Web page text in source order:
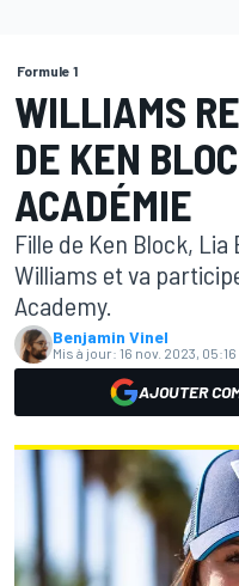
Formule 1
WILLIAMS
DE KEN
ACADÉMIE
Fille de Ken Block,
Williams et va
Academy.
Benjamin Vinel
Mis à jour: 16 nov. 2023, 05:16
AJOUTER